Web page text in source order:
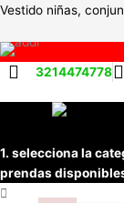
Ir
contenido
Vestido niñas,
3214474778
1. selecciona la
prendas
Menú